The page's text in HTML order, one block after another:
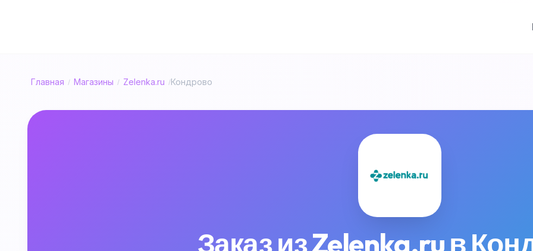
Главная / Магазины / Zelenka.ru /Кондрово
Заказ из Zelenka.ru в